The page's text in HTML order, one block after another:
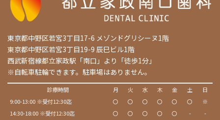
東京都中野区若宮3丁目17-6 メゾンドグリシーヌ1階
東京都中野区若宮3丁目19-9 辰巳ビル1階
西武新宿線都立家政駅「南口」より「徒歩1分」
※自転車駐輪できます。駐車場はありません。
診療時間 月 火 水 木 金 土
日
9:00-13:00 ※受付12:30迄
〇 〇 〇 〇 〇 〇
※
14:30-18:00 ※受付12:30迄
〇 〇 〇 〇 〇 -
-